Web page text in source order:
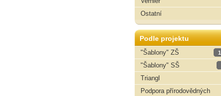
Ostatní
Podle projektu
"Šablony" ZŠ
"Šablony" SŠ
Triangl
Podpora přírodovědných